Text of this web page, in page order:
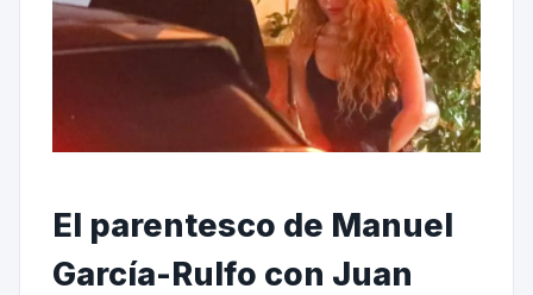
El parentesco de Manuel
García-Rulfo con Juan